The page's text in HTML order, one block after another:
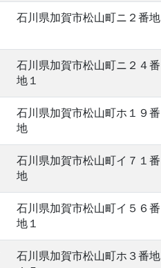
石川県加賀市松山町ニ２番地
石川県加賀市松山町ニ２４番
地１
石川県加賀市松山町ホ１９番
地
石川県加賀市松山町イ７１番
地
石川県加賀市松山町イ５６番
地１
石川県加賀市松山町ホ３番地